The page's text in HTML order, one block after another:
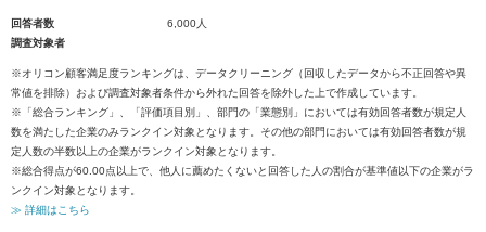
回答者数
6,000人
調査対象者
※オリコン顧客満足度ランキングは、データクリーニング（回収したデータから不正回答や異
常値を排除）および調査対象者条件から外れた回答を除外した上で作成しています。
※「総合ランキング」、「評価項目別」、部門の「業態別」においては有効回答者数が規定人
数を満たした企業のみランクイン対象となります。その他の部門においては有効回答者数が規
定人数の半数以上の企業がランクイン対象となります。
※総合得点が60.00点以上で、他人に薦めたくないと回答した人の割合が基準値以下の企業がラ
ンクイン対象となります。
≫ 詳細はこちら